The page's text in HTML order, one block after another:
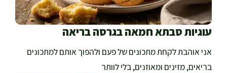
עוגיות סבתא חמאה בגרסה בריאה
אני אוהבת לקחת מתכונים של פעם ולהפוך אותם למתכונים
בריאים, מזינים ומאוזנים, בלי לוותר